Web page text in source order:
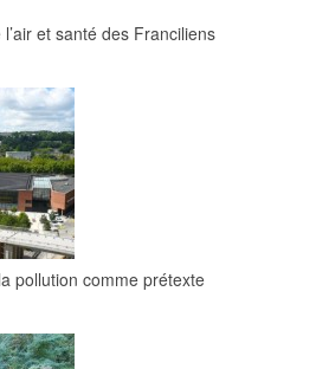
et santé des Franciliens
pollution comme prétexte